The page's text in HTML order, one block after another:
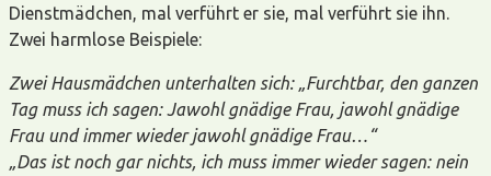
Dienstmädchen, mal verführt er sie, mal verführt sie ihn.
Zwei harmlose Beispiele:
Zwei Hausmädchen unterhalten sich: „Furchtbar, den ganzen
Tag muss ich sagen: Jawohl gnädige Frau, jawohl gnädige
Frau und immer wieder jawohl gnädige Frau…“
„Das ist noch gar nichts, ich muss immer wieder sagen: nein